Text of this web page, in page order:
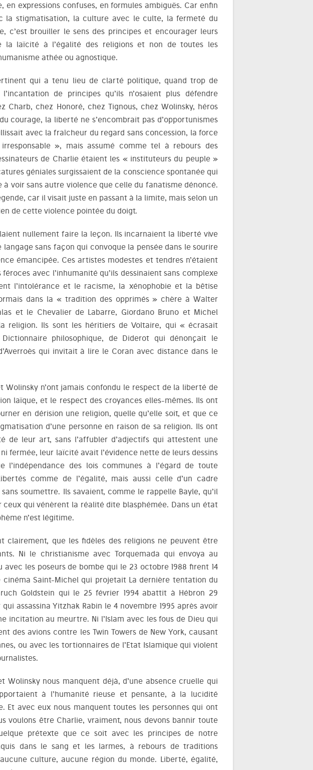
expressions confuses, en formules ambiguës. Car enfin
la stigmatisation, la culture avec le culte, la fermeté du
c’est brouiller le sens des principes et encourager leurs
la laïcité à l’égalité des religions et non de toutes les
athée ou agnostique.
qui a tenu lieu de clarté politique, quand trop de
de principes qu’ils n’osaient plus défendre
Charb, chez Honoré, chez Tignous, chez Wolinsky, héros
courage, la liberté ne s’encombrait pas d’opportunismes
avec la fraîcheur du regard sans concession, la force
», mais assumé comme tel à rebours des
de Charlie étaient les « instituteurs du peuple »
géniales surgissaient de la conscience spontanée qui
à voir sans autre violence que celle du fanatisme dénoncé.
car il visait juste en passant à la limite, mais selon un
de cette violence pointée du doigt.
nullement faire la leçon. Ils incarnaient la liberté vive
sans façon qui convoque la pensée dans le sourire
émancipée. Ces artistes modestes et tendres n’étaient
avec l’inhumanité qu’ils dessinaient sans complexe
l’intolérance et le racisme, la xénophobie et la bêtise
dans la « tradition des opprimés » chère à Walter
et le Chevalier de Labarre, Giordano Bruno et Michel
religion. Ils sont les héritiers de Voltaire, qui « écrasait
philosophique, de Diderot qui dénonçait le
qui invitait à lire le Coran avec distance dans le
Wolinsky n’ont jamais confondu le respect de la liberté de
laïque, et le respect des croyances elles-mêmes. Ils ont
en dérision une religion, quelle qu’elle soit, et que ce
d’une personne en raison de sa religion. Ils ont
de leur art, sans l’affubler d’adjectifs qui attestent une
fermée, leur laïcité avait l’évidence nette de leurs dessins
l’indépendance des lois communes à l’égard de toute
comme de l’égalité, mais aussi celle d’un cadre
soumettre. Ils savaient, comme le rappelle Bayle, qu’il
ceux qui vénèrent la réalité dite blasphémée. Dans un état
n’est légitime.
clairement, que les fidèles des religions ne peuvent être
Ni le christianisme avec Torquemada qui envoya au
les poseurs de bombe qui le 23 octobre 1988 firent 14
cinéma Saint-Michel qui projetait La dernière tentation du
Goldstein qui le 25 février 1994 abattit à Hébron 29
assassina Yitzhak Rabin le 4 novembre 1995 après avoir
incitation au meurtre. Ni l’Islam avec les fous de Dieu qui
des avions contre les Twin Towers de New York, causant
ou avec les tortionnaires de l’Etat Islamique qui violent
Wolinsky nous manquent déjà, d’une absence cruelle qui
à l’humanité rieuse et pensante, à la lucidité
Et avec eux nous manquent toutes les personnes qui ont
voulons être Charlie, vraiment, nous devons bannir toute
prétexte que ce soit avec les principes de notre
dans le sang et les larmes, à rebours de traditions
culture, aucune région du monde. Liberté, égalité,